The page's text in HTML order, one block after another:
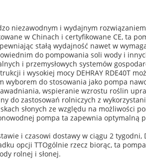
niezawodnym i wydajnym
w Chinach i certyfikowane CE, ta
stałą wydajność nawet w
do pompowania soli wody i
i przemysłowych systemów
i wysokiej mocy DEHRAY RDE40T
wyborem do stosowania jako pompa
wspieranie wzrostu roślin
do zastosowań rolniczych z
słonych ze względu na możliwości
pompa ta zapewnia
i czasowi dostawy w ciągu 2 tygodni,
opcji TTOgólnie rzecz biorąc, ta
rolnej i słonej.